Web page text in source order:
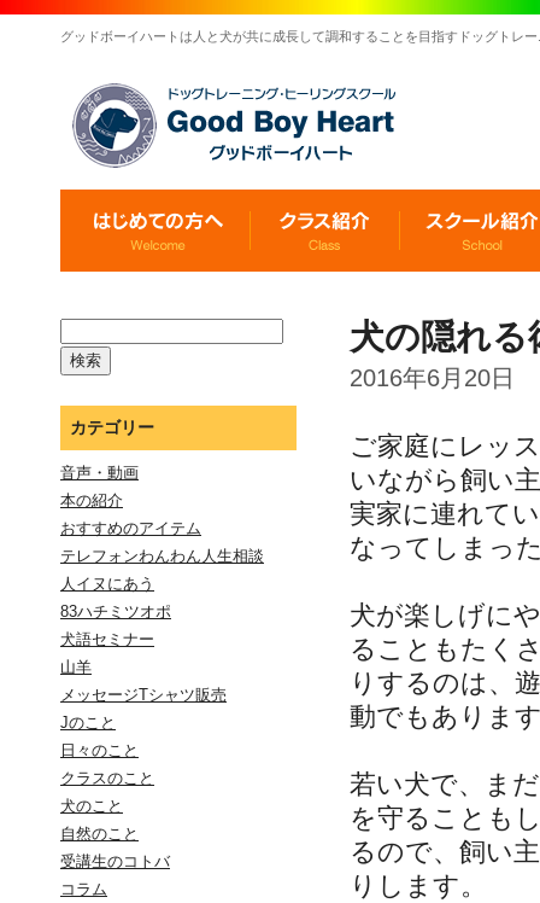
グッドボーイハートは人と犬が共に成長して調和することを目指すドッグトレ
カテゴリー
音声・動画
本の紹介
おすすめのアイテム
テレフォンわんわん人生相談
人イヌにあう
83ハチミツオポ
犬語セミナー
山羊
メッセージTシャツ販売
Jのこと
日々のこと
クラスのこと
犬のこと
自然のこと
受講生のコトバ
コラム
犬の隠れる
2016年6月20日
ご家庭にレッ
いながら飼い
実家に連れて
なってしまっ
犬が楽しげに
ることもたく
りするのは、
動でもありま
若い犬で、ま
を守ることも
るので、飼い
りします。